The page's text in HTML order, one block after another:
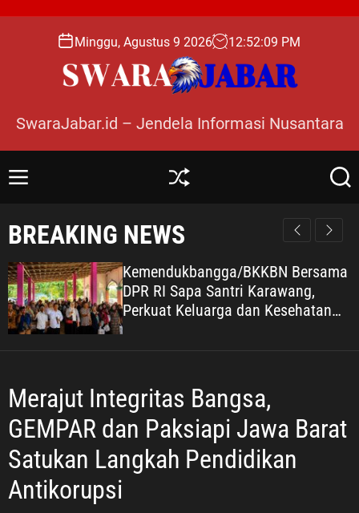
o
Minggu, Agustus 9 2026 12:52:10 PM
SwaraJabar.id – Jendela Informasi Nusantara
M
u
S
ff
e
S
r
BREAKING NEWS
Kemendukbangga/BKKBN Bersama
DPR RI Sapa Santri Karawang,
Perkuat Keluarga dan Kesehatan
Pesantren
Merajut Integritas Bangsa,
GEMPAR dan Paksiapi Jawa Barat
Satukan Langkah Pendidikan
Antikorupsi